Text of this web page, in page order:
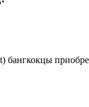
бангкокцы